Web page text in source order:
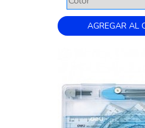
AGREGAR AL